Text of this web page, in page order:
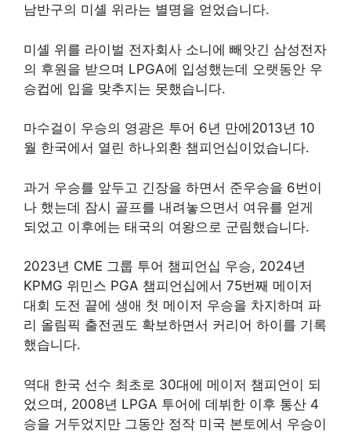
남반구의 미셸 위라는 별명을 얻었습니다.
미셸 위를 라이벌 전자회사 소니에 빼앗긴 삼성전자
의 후원을 받으며 LPGA에 입성했는데 오랫동안 우
승컵에 입을 맞추지는 못했습니다.
마수걸이 우승의 영광은 투어 6년 만에2013년 10
월 한국에서 열린 하나외환 챔피언십이었습니다.
과거 우승를 앞두고 긴장을 하면서 준우승을 6번이
나 했는데 잠시 골프를 내려놓으면서 여유를 얻게
되었고 이후에는 태국의 여왕으로 군림했습니다.
2023년 CME 그룹 투어 챔피언십 우승, 2024년
KPMG 위민스 PGA 챔피언십에서 75번째 메이저
대회 도전 끝에 생애 첫 메이저 우승을 차지하며 파
리 올림픽 출전권도 확보하면서 커리어 하이를 기록
했습니다.
역대 한국 선수 최초로 30대에 메이저 챔피언이 되
었으며, 2008년 LPGA 투어에 데뷔한 이후 통산 4
승을 거두었지만 그동안 정작 미국 본토에서 우승이